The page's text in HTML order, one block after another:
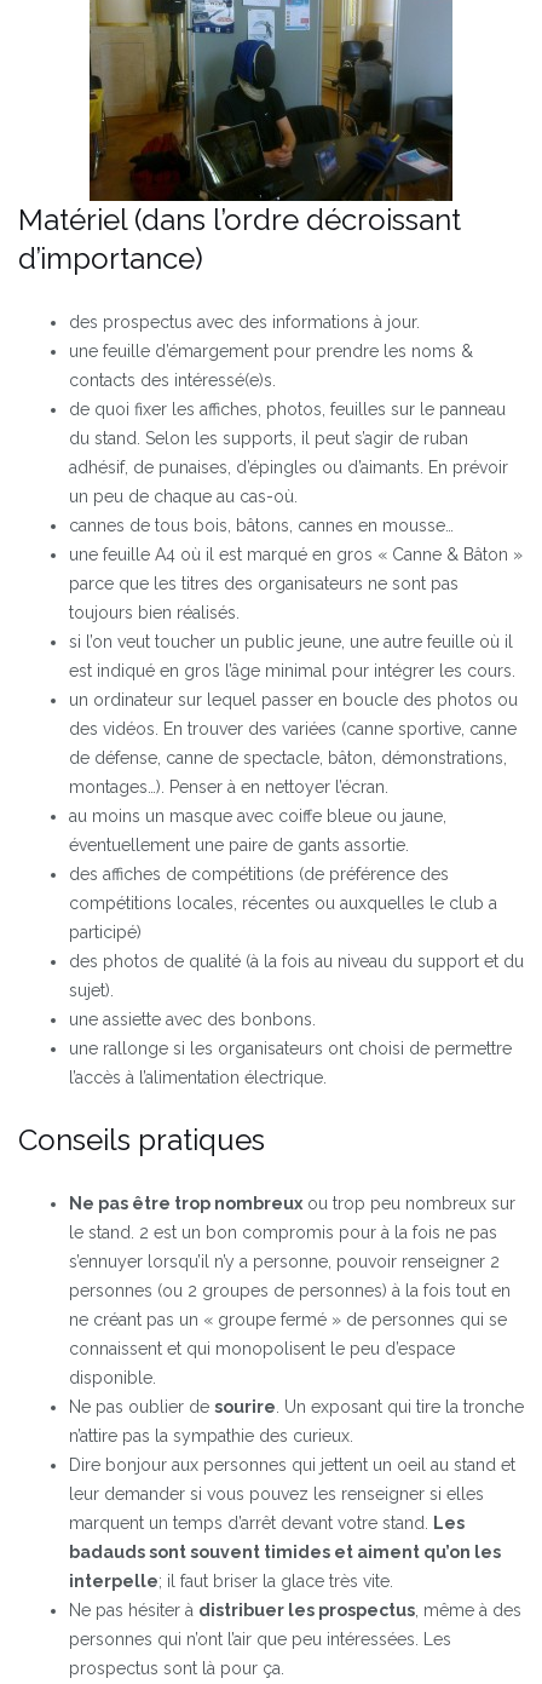
Matériel (dans l’ordre décroissant
d’importance)
des prospectus avec des informations à jour.
une feuille d’émargement pour prendre les noms &
contacts des intéressé(e)s.
de quoi fixer les affiches, photos, feuilles sur le panneau
du stand. Selon les supports, il peut s’agir de ruban
adhésif, de punaises, d’épingles ou d’aimants. En prévoir
un peu de chaque au cas-où.
cannes de tous bois, bâtons, cannes en mousse…
une feuille A4 où il est marqué en gros « Canne & Bâton »
parce que les titres des organisateurs ne sont pas
toujours bien réalisés.
si l’on veut toucher un public jeune, une autre feuille où il
est indiqué en gros l’âge minimal pour intégrer les cours.
un ordinateur sur lequel passer en boucle des photos ou
des vidéos. En trouver des variées (canne sportive, canne
de défense, canne de spectacle, bâton, démonstrations,
montages…). Penser à en nettoyer l’écran.
au moins un masque avec coiffe bleue ou jaune,
éventuellement une paire de gants assortie.
des affiches de compétitions (de préférence des
compétitions locales, récentes ou auxquelles le club a
participé)
des photos de qualité (à la fois au niveau du support et du
sujet).
une assiette avec des bonbons.
une rallonge si les organisateurs ont choisi de permettre
l’accès à l’alimentation électrique.
Conseils pratiques
Ne pas être trop nombreux ou trop peu nombreux sur
le stand. 2 est un bon compromis pour à la fois ne pas
s’ennuyer lorsqu’il n’y a personne, pouvoir renseigner 2
personnes (ou 2 groupes de personnes) à la fois tout en
ne créant pas un « groupe fermé » de personnes qui se
connaissent et qui monopolisent le peu d’espace
disponible.
Ne pas oublier de sourire . Un exposant qui tire la tronche
n’attire pas la sympathie des curieux.
Dire bonjour aux personnes qui jettent un oeil au stand et
leur demander si vous pouvez les renseigner si elles
marquent un temps d’arrêt devant votre stand.
Les
badauds sont souvent timides et aiment qu’on les
interpelle; il faut briser la glace très vite.
Ne pas hésiter à distribuer les prospectus , même à des
personnes qui n’ont l’air que peu intéressées. Les
prospectus sont là pour ça.